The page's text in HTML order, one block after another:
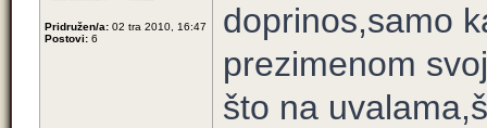
Pridružen/a: 02 tra 2010, 16:47
Postovi: 6
doprinos,samo
prezimenom
što na